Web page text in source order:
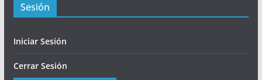
Sesión
Iniciar Sesión
Cerrar Sesión